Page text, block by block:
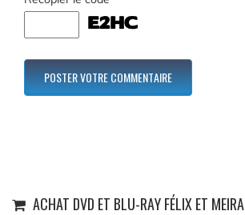
ACHAT DVD ET BLU-RAY FÉLIX ET MEIRA